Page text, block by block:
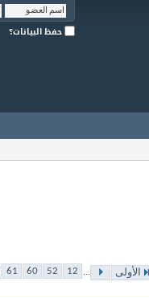
حفظ البيانات؟
الأولى ...
12
52
60
61